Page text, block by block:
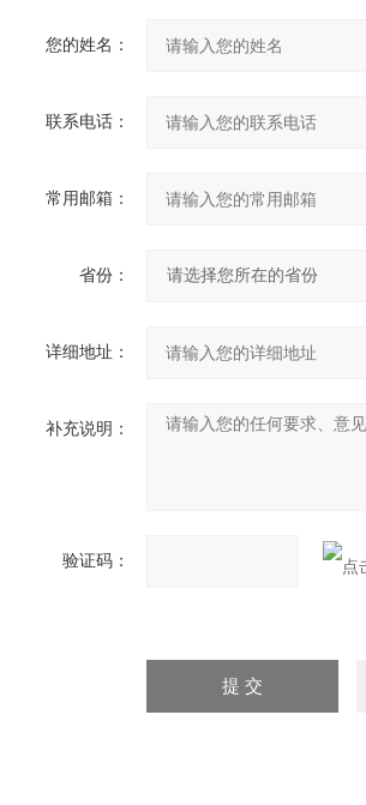
您的姓名：
联系电话：
常用邮箱：
省份：
详细地址：
补充说明：
验证码：